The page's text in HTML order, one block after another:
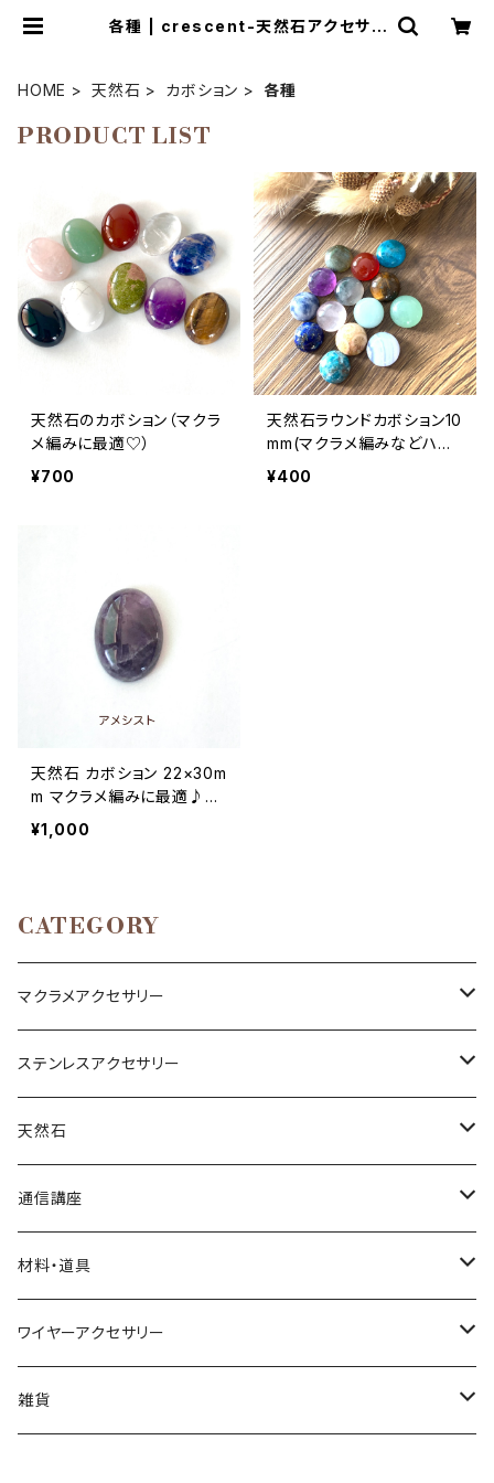
各種 | crescent-天然石アクセサリ
HOME 天然石 カボション 各種
PRODUCT LIST
天然石のカボション（マクラ
メ編みに最適♡）
¥700
天然石ラウンドカボション10
mm(マクラメ編みなどハン
ドメイドアクセサリーの素材
¥400
天然石 カボション 22×30m
m マクラメ編みに最適♪
（ブラウンアゲート、ソーダラ
イト、アメシスト、オニキス、
¥1,000
CATEGORY
マクラメアクセサリー
ネックレス
ブレスレット
リング
ピアス
小物
イヤリング
ステンレスアクセサリー
ネックレス
ピアス
天然石
丸玉
アベンチュリン
オニキス
カボション
アクアマリン
アゲート
ポイント
水晶
さざれ
通信講座
ブレスレット
リング
ネックレス
材料・道具
材料
道具
ワイヤーアクセサリー
ネックレス
雑貨